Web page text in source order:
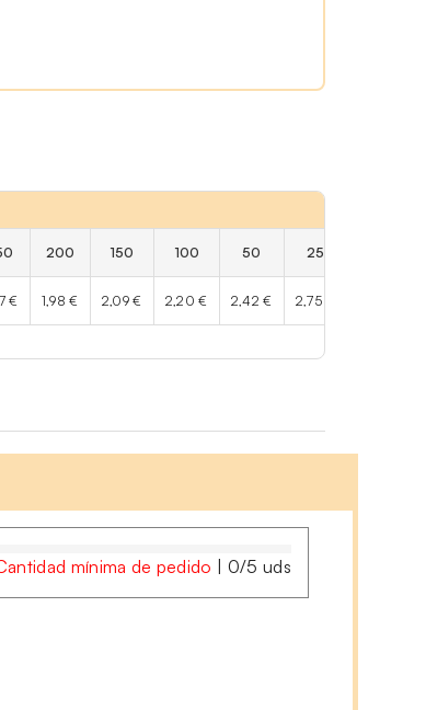
200 150 100 50 25
€ 1,98 € 2,09 € 2,20 € 2,42 € 2,75 €
mínima de pedido | 0/5 uds